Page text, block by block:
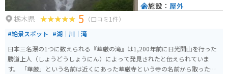
栃木県 5 （口コミ1件）
#絶景スポット #湖｜川｜滝
日本三名瀑の1つに数えられる『華厳の滝』は1,200年前に日光開山を行った
勝道上人（しょうどうしょうにん）によって発見されたと伝えられていま
す。 「華厳」という名前は近くにあった華厳寺という寺の名前から取ったと
施設： 屋外